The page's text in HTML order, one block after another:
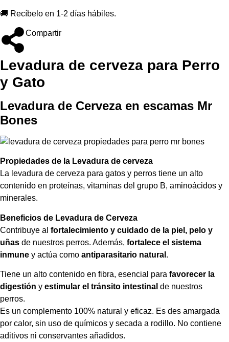
🚚 Recíbelo en 1-2 días hábiles.
Compartir
Levadura de cerveza para Perro
y Gato
Levadura de Cerveza en escamas Mr
Bones
Propiedades de la Levadura de cerveza
La levadura de cerveza para gatos y perros tiene un alto
contenido en proteínas, vitaminas del grupo B, aminoácidos y
minerales.
Beneficios de Levadura de Cerveza
Contribuye al fortalecimiento y cuidado de la piel, pelo y
uñas de nuestros perros. Además, fortalece el sistema
inmune y actúa como antiparasitario natural .
Tiene un alto contenido en fibra, esencial para favorecer la
digestión y estimular el tránsito intestinal de nuestros
perros.
Es un complemento 100% natural y eficaz. Es des amargada
por calor, sin uso de químicos y secada a rodillo. No contiene
aditivos ni conservantes añadidos.